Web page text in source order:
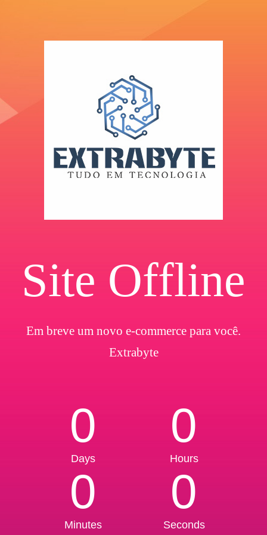
Site Offline
Em breve um novo e-commerce para você.
Extrabyte
0
Days
0
Hours
0
Minutes
0
Seconds